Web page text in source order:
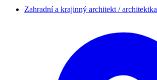
Zahradní a krajinný architekt / architektka